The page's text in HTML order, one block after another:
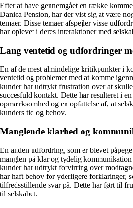
Efter at have gennemgået en række
Danica Pension, har der vist sig at være
temaer. Disse temaer afspejler visse
har oplevet i deres interaktioner med
Lang ventetid og udfordringer
En af de mest almindelige kritikpunkter i
ventetid og problemer med at komme
kunder har udtrykt frustration over at
succesfuld kontakt. Dette har resulteret i
opmærksomhed og en opfattelse af, at
kunders tid og behov.
Manglende klarhed og
En anden udfordring, som er blevet
manglen på klar og tydelig
kunder har udtrykt forvirring over
har haft behov for yderligere forklaringer,
tilfredsstillende svar på. Dette har ført til
til selskabet.